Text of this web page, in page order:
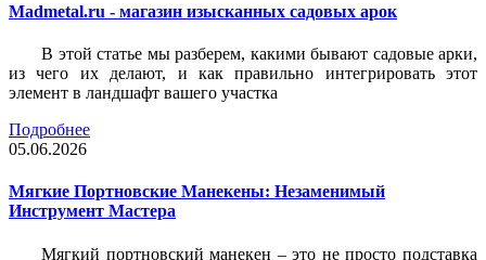
Madmetal.ru - магазин изысканных садовых арок
В этой статье мы разберем, какими бывают садовые арки,
из чего их делают, и как правильно интегрировать этот
элемент в ландшафт вашего участка
Подробнее
05.06.2026
Мягкие Портновские Манекены: Незаменимый
Инструмент Мастера
Мягкий портновский манекен – это не просто подставка